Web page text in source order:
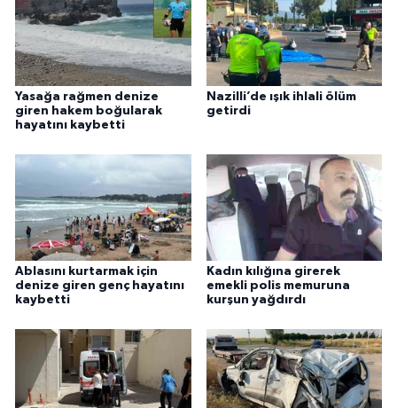
Yasağa rağmen denize
giren hakem boğularak
hayatını kaybetti
Nazilli’de ışık ihlali ölüm
getirdi
Ablasını kurtarmak için
denize giren genç hayatını
kaybetti
Kadın kılığına girerek
emekli polis memuruna
kurşun yağdırdı